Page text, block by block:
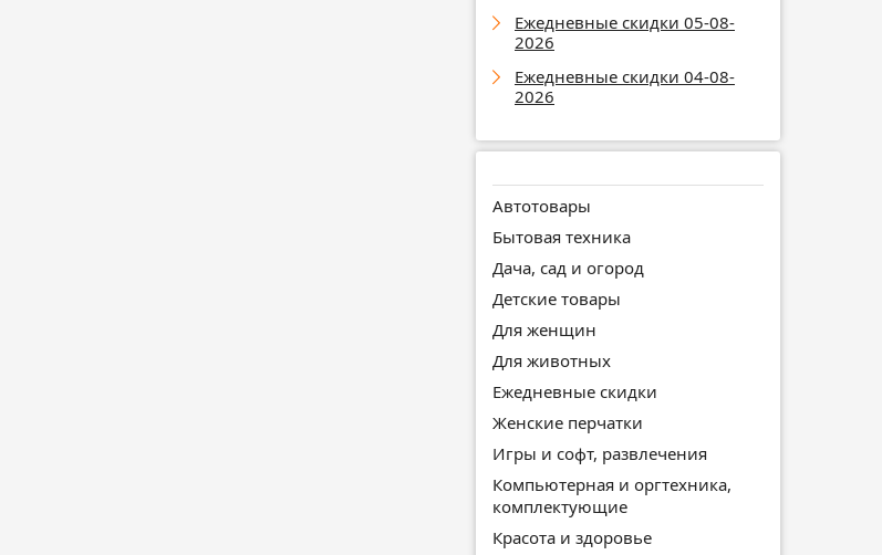
Ежедневные скидки 05-08-
2026
Ежедневные скидки 04-08-
2026
Автотовары
Бытовая техника
Дача, сад и огород
Детские товары
Для женщин
Для животных
Ежедневные скидки
Женские перчатки
Игры и софт, развлечения
Компьютерная и оргтехника,
комплектующие
Красота и здоровье